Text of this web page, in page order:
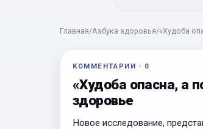
Главная/Азбука здоровья/«Худоба
КОММЕНТАРИИ · 0
«Худоба опасна, а
здоровье
Новое исследование,